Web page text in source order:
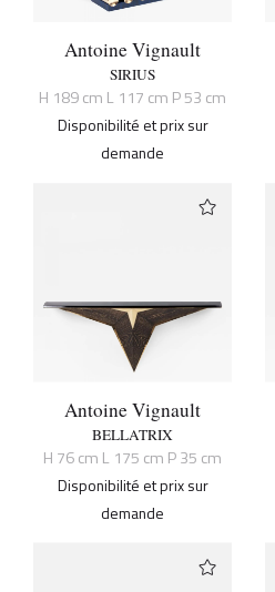
Antoine Vignault
SIRIUS
H 189 cm L 117 cm P 53 cm
Disponibilité et prix sur
demande
Antoine Vignault
BELLATRIX
H 76 cm L 175 cm P 35 cm
Disponibilité et prix sur
demande